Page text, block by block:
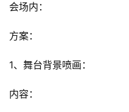
会场内：
方案：
1、舞台背景喷画：
内容：